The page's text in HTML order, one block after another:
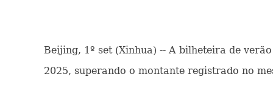
Beijing, 1º set (Xinhua) -- A bilheteira de
2025, superando o montante registrado no